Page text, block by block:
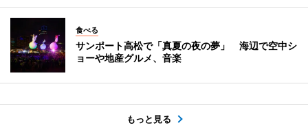
食べる
サンポート高松で「真夏の夜の夢」 海辺で空中シ
ョーや地産グルメ、音楽
もっと見る